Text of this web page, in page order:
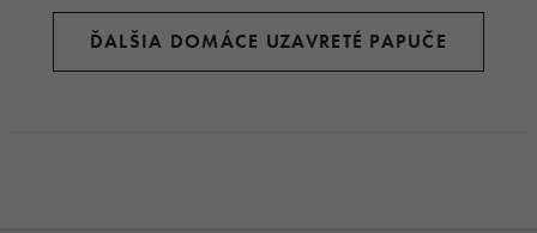
ĎALŠIA DOMÁCE UZAVRETÉ PAPUČE